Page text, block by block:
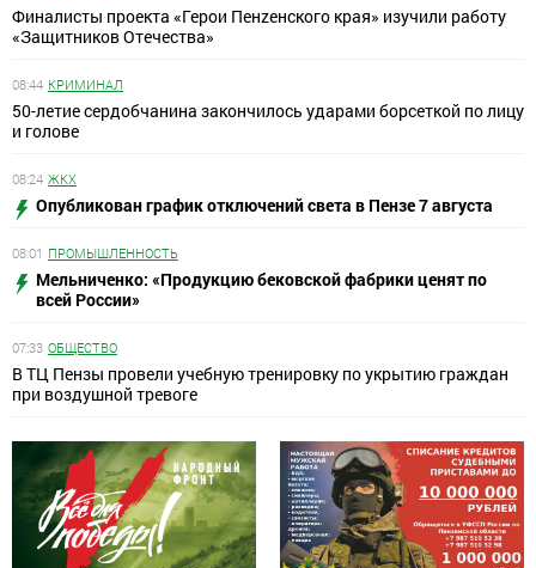
Финалисты проекта «Герои Пенzенского края» изучили работу
«Защитников Отечества»
08:44 КРИМИНАЛ
50-летие сердобчанина закончилось ударами борсеткой по лицу
и голове
08:24 ЖКХ
Опубликован график отключений света в Пензе 7 августа
08:01 ПРОМЫШЛЕННОСТЬ
Мельниченко: «Продукцию бековской фабрики ценят по
всей России»
07:33 ОБЩЕСТВО
В ТЦ Пензы провели учебную тренировку по укрытию граждан
при воздушной тревоге